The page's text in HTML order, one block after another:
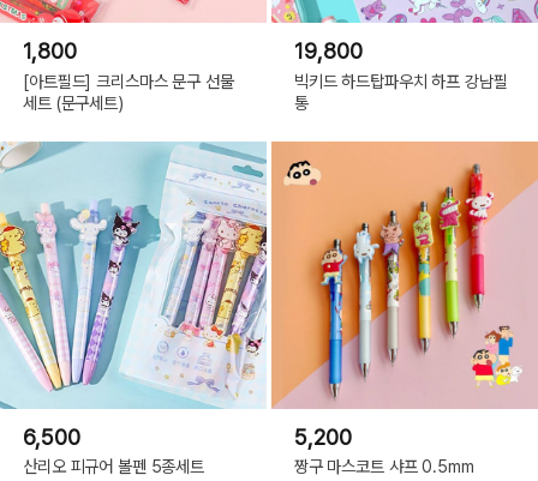
1,800
[아트필드] 크리스마스 문구 선물
세트 (문구세트)
19,800
빅키드 하드탑파우치 하프 강남필
통
6,500
산리오 피규어 볼펜 5종세트
5,200
짱구 마스코트 샤프 0.5mm